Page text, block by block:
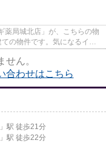
薬局城北店」が、こちらの物
の物件です。気になるイチ
ん。
合わせはこちら
」駅 徒歩21分
」駅 徒歩22分